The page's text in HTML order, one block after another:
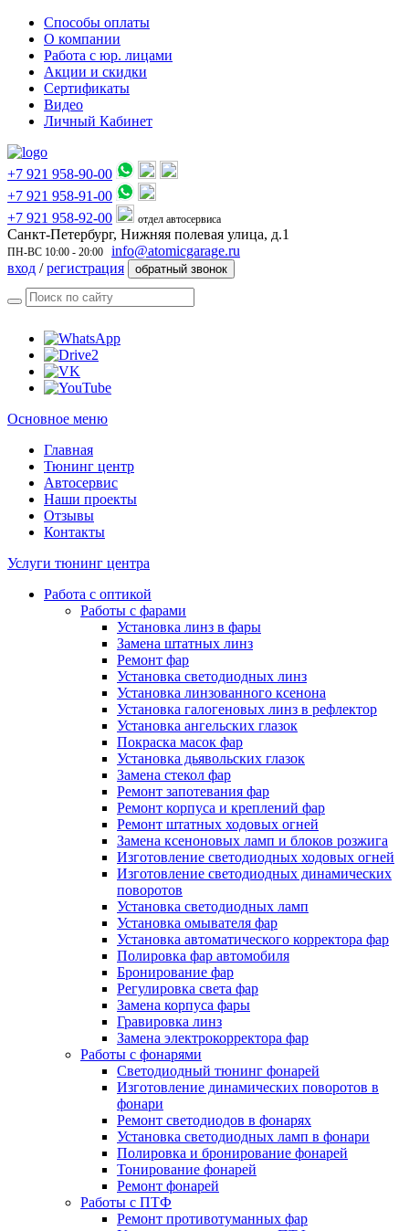
Способы оплаты
О компании
Работа с юр. лицами
Акции и скидки
Сертификаты
Видео
Личный Кабинет
+7 921 958-90-00
+7 921 958-91-00
+7 921 958-92-00
отдел автосервиса
Санкт-Петербург, Нижняя полевая улица, д.1
ПН-ВС 10:00 - 20:00
info@atomicgarage.ru
вход /регистрация обратный звонок
Основное меню
Главная
Тюнинг центр
Автосервис
Наши проекты
Отзывы
Контакты
Услуги тюнинг центра
Работа с оптикой
Работы с фарами
Установка линз в фары
Замена штатных линз
Ремонт фар
Установка светодиодных линз
Установка линзованного ксенона
Установка галогеновых линз в рефлектор
Установка ангельских глазок
Покраска масок фар
Установка дьявольских глазок
Замена стекол фар
Ремонт запотевания фар
Ремонт корпуса и креплений фар
Ремонт штатных ходовых огней
Замена ксеноновых ламп и блоков розжига
Изготовление светодиодных ходовых огней
Изготовление светодиодных динамических
поворотов
Установка светодиодных ламп
Установка омывателя фар
Установка автоматического корректора фар
Полировка фар автомобиля
Бронирование фар
Регулировка света фар
Замена корпуса фары
Гравировка линз
Замена электрокорректора фар
Работы с фонарями
Светодиодный тюнинг фонарей
Изготовление динамических поворотов в
фонари
Ремонт светодиодов в фонарях
Установка светодиодных ламп в фонари
Полировка и бронирование фонарей
Тонирование фонарей
Ремонт фонарей
Работы с ПТФ
Ремонт противотуманных фар